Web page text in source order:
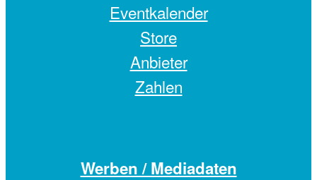
Eventkalender
Store
Anbieter
Zahlen
Werben / Mediadaten